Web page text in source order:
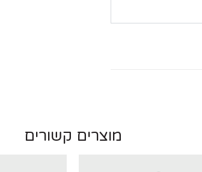
מוצרים קשורים